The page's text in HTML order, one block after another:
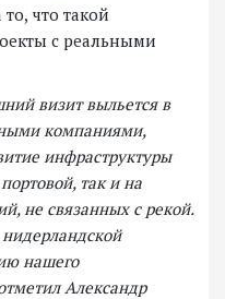
что такой
с реальными
визит выльется в
компаниями,
инфраструктуры
так и на
не связанных с рекой.
нашего
Александр